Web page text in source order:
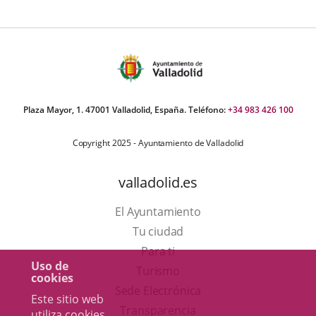
Uso de
cookies
Este sitio web
Plaza Mayor, 1. 47001 Valladolid, España. Teléfono:+34 983 426 100
Copyright 2025 - Ayuntamiento de Valladolid
valladolid.es
El Ayuntamiento
Tu ciudad
Para ti